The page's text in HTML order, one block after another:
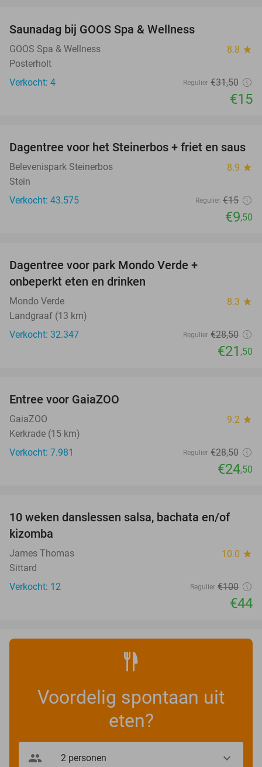
TODAY
Saunadag bij GOOS Spa & Wellness
GOOS Spa & Wellness 8.8 star
Posterholt
Verkocht: 4
Regulier €31,50
€15
37%
Dagentree voor het Steinerbos + friet en saus
Belevenispark Steinerbos 8.9 star
Stein
Verkocht: 43.575
Regulier €15
€9,50
Dagentree voor park Mondo Verde +
onbeperkt eten en drinken
Mondo Verde 8.3 star
Landgraaf (13 km)
Verkocht: 32.347
Regulier €28,50
€21 ,50
Entree voor GaiaZOO
GaiaZOO 9.2 star
Kerkrade (15 km)
Verkocht: 7.981
Regulier €28,50
€24,50
56%
10 weken danslessen salsa, bachata en/of
kizomba
James Thomas 10.0 star
Sittard
Verkocht: 12
Regulier €100
€44
Voordelig spontaan uit
eten?